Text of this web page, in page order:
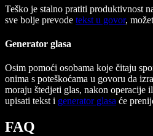
Teško je stalno pratiti produktivnost
sve bolje prevode tekst u govor,
Generator glasa
Osim pomoći osobama koje čitaju
onima s poteškoćama u govoru da
moraju štedjeti glas, nakon operacije
upisati tekst i generator glasa će
FAQ